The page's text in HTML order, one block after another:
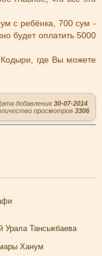
с ребёнка, 700 сум -
будет оплатить 5000
где Вы можете
добавления 30-07-2014
просмотров 3306
Урала Тансыкбаева
Ханум